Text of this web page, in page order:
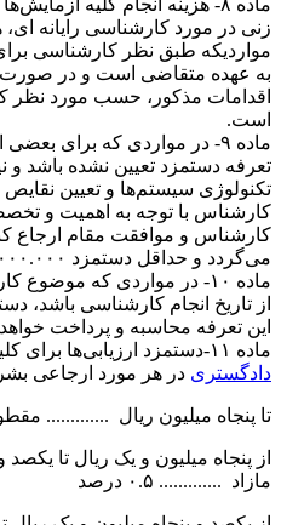
زنی در مورد کارشناسی رایانه ای،
مواردیکه طبق نظر کارشناسی
به عهده متقاضی است و در صورت
اقدامات مذکور، حسب مورد نظر
است.
ماده ۹- در مواردی که برای
تعرفه دستمزد تعیین نشده باشد
تکنولوژی سیستم‌ها و تعیین
کارشناس با توجه به اهمیت و
کارشناس و موافقت مقام ارجاع
می‌گردد و حداقل دستمزد ۳.۰۰۰.۰۰۰ ریال خواهد بود.
ماده ۱۰- در مواردی که
از تاریخ انجام کارشناسی
این تعرفه محاسبه و پرداخت
ماده ۱۱-دستمزد ارزیابی‌ها برای کلیه رشته‌های
دادگستری در هر مورد ارجاعی
تا پنجاه میلیون ریال ............. مقطوعاً ۳.۰۰۰.۰۰۰
از پنجاه میلیون و یک ریال تا
مازاد ............. ۰.۵ درصد